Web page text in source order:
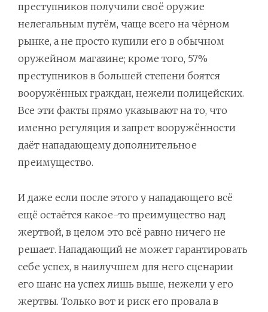
преступников получили своё оружие
нелегальным путём, чаще всего на чёрном
рынке, а не просто купили его в обычном
оружейном магазине; кроме того, 57%
преступников в большей степени боятся
вооружённых граждан, нежели полицейских.
Все эти факты прямо указывают на то, что
именно регуляция и запрет вооружённости
даёт нападающему дополнительное
преимущество.
И даже если после этого у нападающего всё
ещё остаётся какое-то преимущество над
жертвой, в целом это всё равно ничего не
решает. Нападающий не может гарантировать
себе успех, в наилучшем для него сценарии
его шанс на успех лишь выше, нежели у его
жертвы. Только вот и риск его провала в